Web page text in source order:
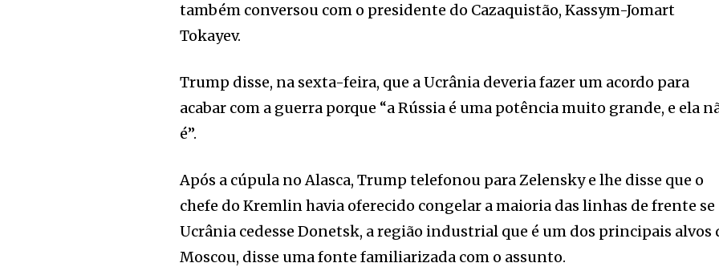
também conversou com o presidente do Cazaquistão, Kassym-Jomart
Tokayev.
Trump disse, na sexta-feira, que a Ucrânia deveria fazer um acordo para
acabar com a guerra porque “a Rússia é uma potência muito grande, e ela
é”.
Após a cúpula no Alasca, Trump telefonou para Zelensky e lhe disse que o
chefe do Kremlin havia oferecido congelar a maioria das linhas de frente se
Ucrânia cedesse Donetsk, a região industrial que é um dos principais alvos
Moscou, disse uma fonte familiarizada com o assunto.